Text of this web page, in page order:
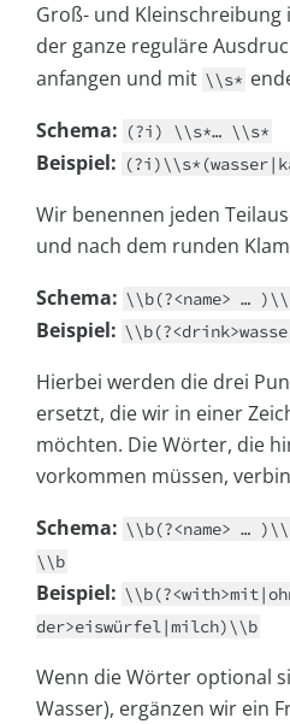
Groß- und
der ganze reguläre
anfangen und mit \\s*
Schema: (?i) \\s*… \\s*
Beispiel:
Wir benennen jeden
und nach dem runden
Schema: \\b(?<name> …
Beispiel:
Hierbei werden die drei
ersetzt, die wir in einer
möchten. Die Wörter, die
vorkommen müssen,
Schema: \\b(?<name> …
\\b
Beispiel:
der>eiswürfel|milch)\\b
Wenn die Wörter optional
Wasser), ergänzen wir ein